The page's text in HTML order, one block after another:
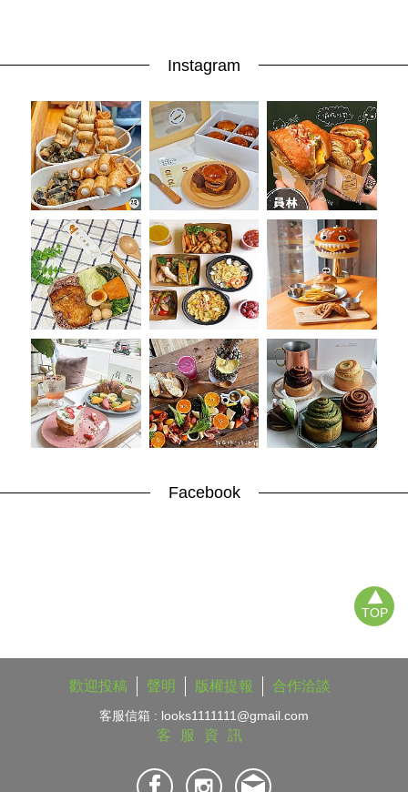
權
TOP
Instagram
Facebook
客服資訊
客服信箱 : looks1111111@gmail.com
歡迎投稿 聲明 版權提報 合作洽談